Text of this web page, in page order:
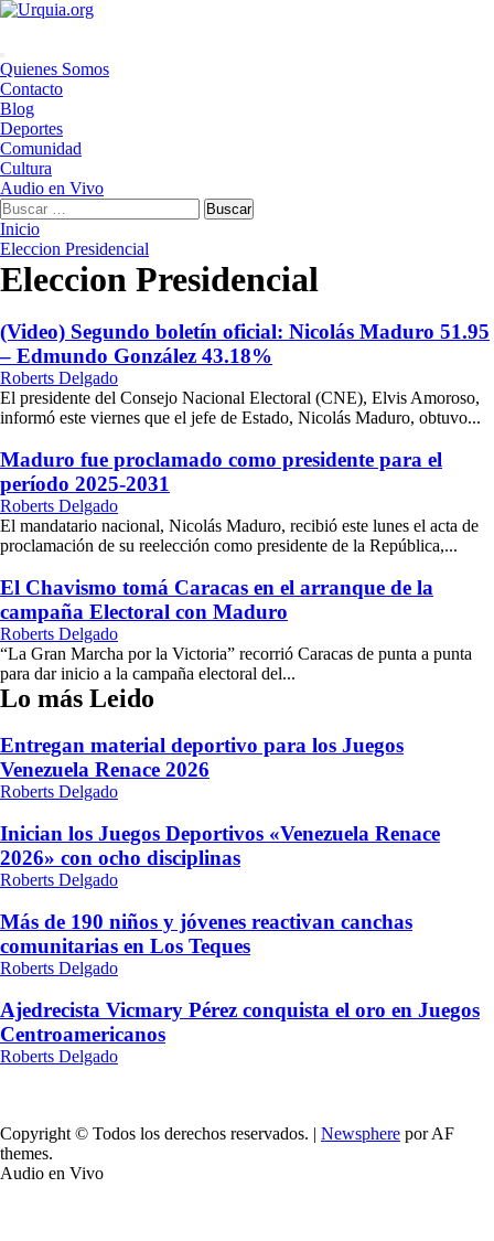
Saltar
Menú
principal
Quienes Somos
Contacto
Blog
Deportes
Comunidad
Cultura
Audio en Vivo
Buscar:
Inicio
Eleccion Presidencial
Eleccion Presidencial
(Video) Segundo boletín oficial: Nicolás Maduro 51.95
– Edmundo González 43.18%
Roberts Delgado
El presidente del Consejo Nacional Electoral (CNE), Elvis Amoroso,
informó este viernes que el jefe de Estado, Nicolás Maduro, obtuvo...
Maduro fue proclamado como presidente para el
período 2025-2031
Roberts Delgado
El mandatario nacional, Nicolás Maduro, recibió este lunes el acta de
proclamación de su reelección como presidente de la República,...
El Chavismo tomá Caracas en el arranque de la
campaña Electoral con Maduro
Roberts Delgado
“La Gran Marcha por la Victoria” recorrió Caracas de punta a punta
para dar inicio a la campaña electoral del...
Lo más Leido
Entregan material deportivo para los Juegos
Venezuela Renace 2026
Roberts Delgado
Inician los Juegos Deportivos «Venezuela Renace
2026» con ocho disciplinas
Roberts Delgado
Más de 190 niños y jóvenes reactivan canchas
comunitarias en Los Teques
Roberts Delgado
Ajedrecista Vicmary Pérez conquista el oro en Juegos
Centroamericanos
Roberts Delgado
Copyright © Todos los derechos reservados. | Newsphere por AF
themes.
Audio en Vivo